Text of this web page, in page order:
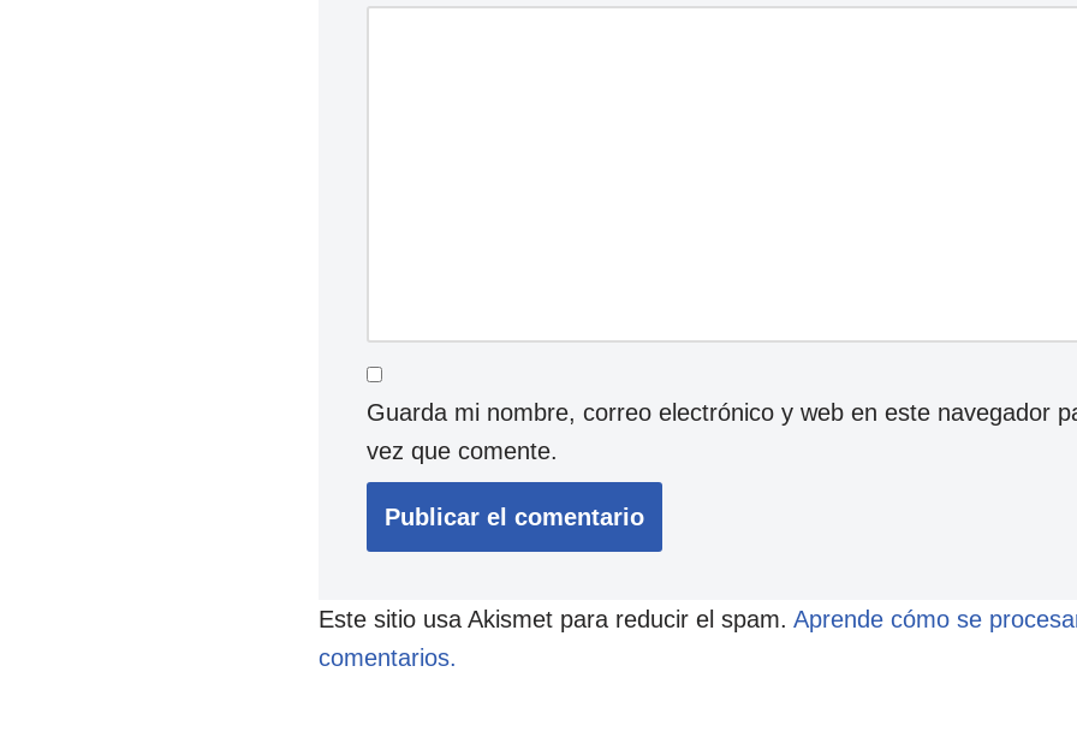
Guarda mi nombre, correo electrónico y web en este navegador
vez que comente.
Este sitio usa Akismet para reducir el spam.Aprende cómo se
comentarios.